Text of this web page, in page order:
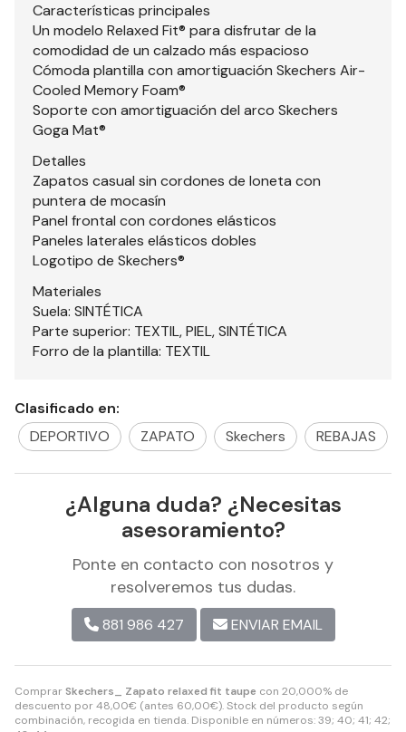
ComprarSkechers_ Zapato relaxed fit taupe con 20,000% de
descuento por48,00€ (antes 60,00€). Stock del producto según
combinación, recogida en tienda. Disponible en números: 39; 40; 41; 42;
Características principales
Un modelo Relaxed Fit® para disfrutar de la
comodidad de un calzado más espacioso
Cómoda plantilla con amortiguación Skechers Air-
Cooled Memory Foam®
Soporte con amortiguación del arco Skechers
Goga Mat®
Detalles
Zapatos casual sin cordones de loneta con
puntera de mocasín
Panel frontal con cordones elásticos
Paneles laterales elásticos dobles
Logotipo de Skechers®
Materiales
Suela: SINTÉTICA
Parte superior: TEXTIL, PIEL, SINTÉTICA
Forro de la plantilla: TEXTIL
Clasificado en:
DEPORTIVO
ZAPATO Skechers REBAJAS
¿Alguna duda? ¿Necesitas
asesoramiento?
Ponte en contacto con nosotros y
resolveremos tus dudas.
881 986 427 ENVIAR EMAIL